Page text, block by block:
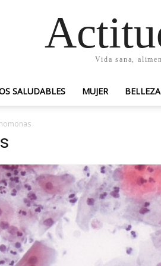
Vida sana,
SALUDABLES MUJER BELLEZA